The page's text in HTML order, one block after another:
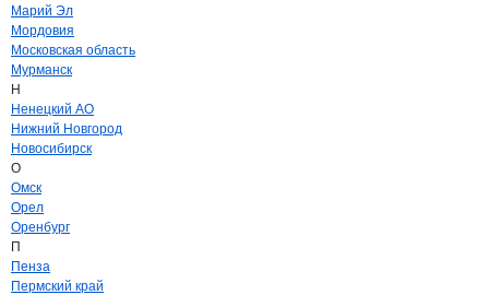
Марий Эл
Мордовия
Московская область
Мурманск
Н
Ненецкий АО
Нижний Новгород
Новосибирск
О
Омск
Орел
Оренбург
П
Пенза
Пермский край